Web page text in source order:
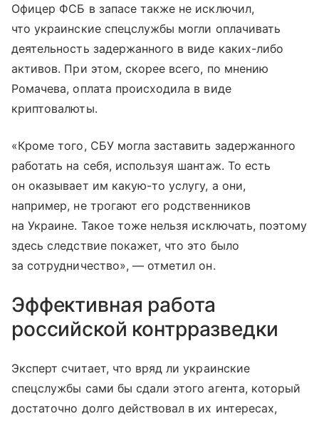
Офицер ФСБ в запасе также не исключил,
что украинские спецслужбы могли оплачивать
деятельность задержанного в виде каких-либо
активов. При этом, скорее всего, по мнению
Ромачева, оплата происходила в виде
криптовалюты.
«Кроме того, СБУ могла заставить задержанного
работать на себя, используя шантаж. То есть
он оказывает им какую-то услугу, а они,
например, не трогают его родственников
на Украине. Такое тоже нельзя исключать, поэтому
здесь следствие покажет, что это было
за сотрудничество», — отметил он.
Эффективная работа
российской контрразведки
Эксперт считает, что вряд ли украинские
спецслужбы сами бы сдали этого агента, который
достаточно долго действовал в их интересах,